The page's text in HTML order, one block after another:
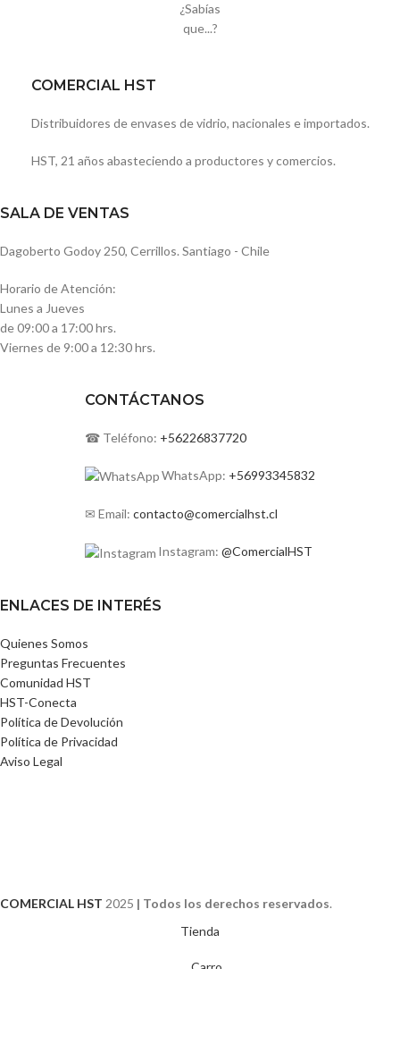
¿Sabías
que...?
COMERCIAL HST
Distribuidores de envases de vidrio, nacionales e importados.
HST, 21 años abasteciendo a productores y comercios.
SALA DE VENTAS
Dagoberto Godoy 250, Cerrillos. Santiago - Chile
Horario de Atención:
Lunes a Jueves
de 09:00 a 17:00 hrs.
Viernes de 9:00 a 12:30 hrs.
CONTÁCTANOS
☎ Teléfono: +56226837720
WhatsApp: +56993345832
✉ Email: contacto@comercialhst.cl
Instagram: @ComercialHST
ENLACES DE INTERÉS
Quienes Somos
Preguntas Frecuentes
Comunidad HST
HST-Conecta
Política de Devolución
Política de Privacidad
Aviso Legal
COMERCIAL HST 2025 | Todos los derechos reservados.
Tienda
Carro